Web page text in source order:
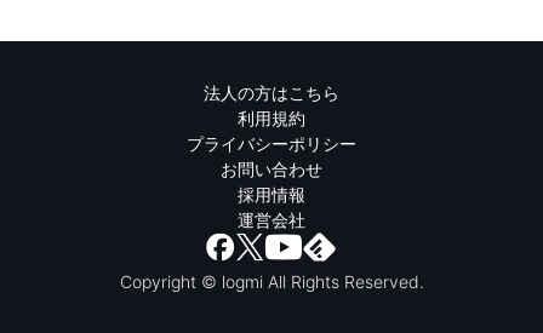
法人の方はこちら
利用規約
プライバシーポリシー
お問い合わせ
採用情報
運営会社
Copyright © logmi All Rights Reserved.